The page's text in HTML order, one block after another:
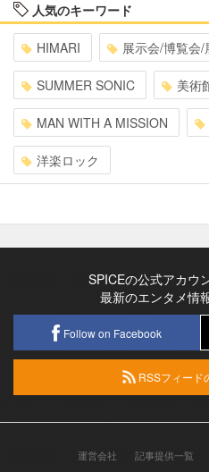
人気のキーワード
HIMARI 展示会/博覧会/
SUMMER SONIC 美術
MAN WITH A MISSION
洋楽ロック
SPICEの公式アカウ
最新のエンタメ情
Follow on Facebook
RSSフィード
運営会社 記事提供一覧